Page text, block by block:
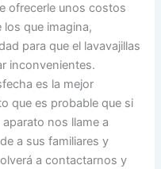
ofrecerle unos costos
que imagina,
para que el lavavajillas
inconvenientes.
es la mejor
que es probable que si
nos llame a
a sus familiares y
a contactarnos y